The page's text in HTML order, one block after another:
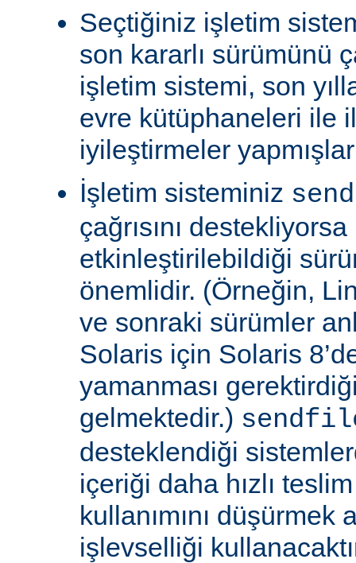
Seçtiğiniz işletim
son kararlı sürümünü
işletim sistemi, son
evre kütüphaneleri ile
iyileştirmeler
İşletim sisteminiz
çağrısını
etkinleştirilebildiği
önemlidir. (Örneğin,
ve sonraki sürümler
Solaris için Solaris
yamanması
gelmektedir.)
desteklendiği
içeriği daha hızlı
kullanımını düşürmek
işlevselliği